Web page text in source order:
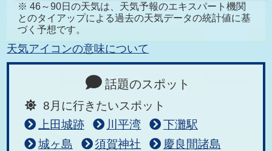
※ 46～90日の天気は、天気予報のエキスパート機関
とのタイアップによる過去の天気データの統計値に基
づく予想です。
天気アイコンの意味について
話題のスポット
8月に行きたいスポット
上田城跡
川平湾
下灘駅
城ヶ島
須賀神社
慶良間諸島